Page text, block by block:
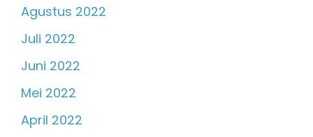
Agustus 2022
Juli 2022
Juni 2022
Mei 2022
April 2022